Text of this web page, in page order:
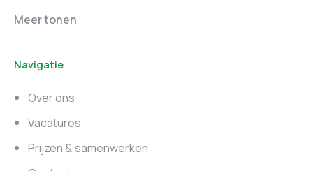
Online marketing
Marketing vacatures
Zuid-Holland
Marketing vacatures
Utrecht
Meer tonen
Navigatie
Over ons
Vacatures
Prijzen & samenwerken